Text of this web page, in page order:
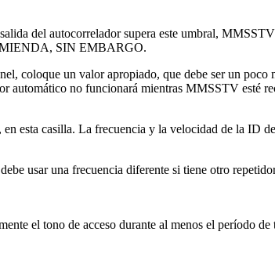
del autocorrelador supera este umbral,
SIN EMBARGO.
coloque un valor apropiado, que debe ser un
no funcionará mientras MMSSTV esté
esta casilla. La frecuencia y la velocidad de la ID
usar una frecuencia diferente si tiene otro
el tono de acceso durante al menos el período